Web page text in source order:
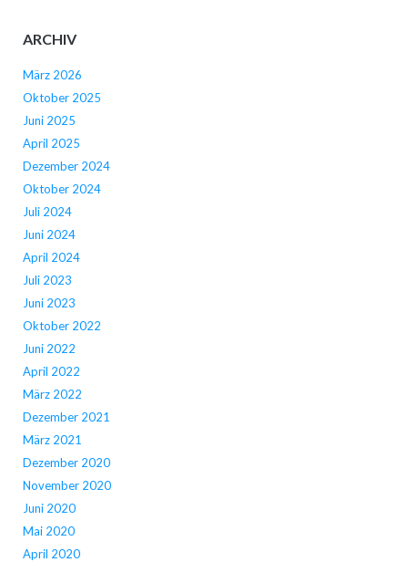
ARCHIV
März 2026
Oktober 2025
Juni 2025
April 2025
Dezember 2024
Oktober 2024
Juli 2024
Juni 2024
April 2024
Juli 2023
Juni 2023
Oktober 2022
Juni 2022
April 2022
März 2022
Dezember 2021
März 2021
Dezember 2020
November 2020
Juni 2020
Mai 2020
April 2020